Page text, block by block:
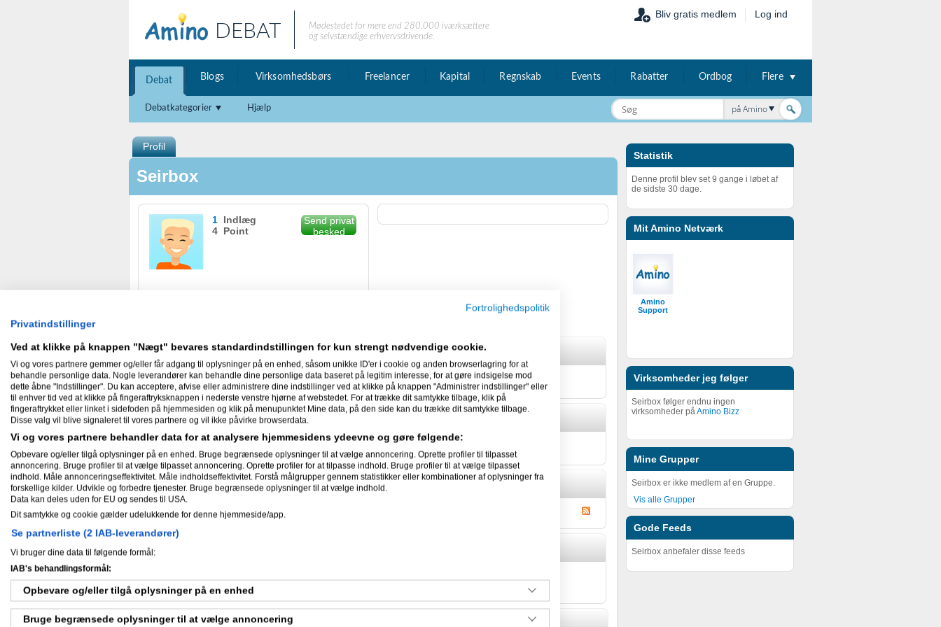
DEBAT
Mødestedet for mere end 280.000 iværksættere
og selvstændige erhvervsdrivende.
Bliv gratis medlem Log ind
Debat Blogs Virksomhedsbørs Freelancer Kapital Regnskab Events Rabatter Ordbog Flere
Debatkategorier Hjælp på Amino
Statistik
Denne profil blev set 9 gange i løbet af
de sidste 30 dage.
Mit Amino Netværk
Amino
Support
Virksomheder jeg følger
Seirbox følger endnu ingen
virksomheder påAmino Bizz
Mine Grupper
Seirbox er ikke medlem af en Gruppe.
Vis alle Grupper
Gode Feeds
Seirbox anbefaler disse feeds
Profil
Seirbox
1 Indlæg
4 Point
Send privat
besked
Min biografi
Seirbox har ikke skrevet noget om sig selv.
Skæve facts om mig
Seirbox har ikke skrevet skæve facts om sig selv.
Nyheder
Mine aktiviteter
Fortrolighedspolitik
Privatindstillinger
Ved at klikke på knappen "Nægt" bevares standardindstillingen for kun strengt nødvendige cookie.
Vi og vores partnere gemmer og/eller får adgang til oplysninger på en enhed, såsom unikke ID'er i cookie og anden browserlagring for at
behandle personlige data. Nogle leverandører kan behandle dine personlige data baseret på legitim interesse, for at gøre indsigelse mod
dette åbne "Indstillinger". Du kan acceptere, afvise eller administrere dine indstillinger ved at klikke på knappen "Administrer indstillinger" eller
til enhver tid ved at klikke på fingeraftryksknappen i nederste venstre hjørne af webstedet. For at trække dit samtykke tilbage, klik på
fingeraftrykket eller linket i sidefoden på hjemmesiden og klik på menupunktet Mine data, på den side kan du trække dit samtykke tilbage.
Disse valg vil blive signaleret til vores partnere og vil ikke påvirke browserdata.
Vi og vores partnere behandler data for at analysere hjemmesidens ydeevne og gøre følgende:
Opbevare og/eller tilgå oplysninger på en enhed. Bruge begrænsede oplysninger til at vælge annoncering. Oprette profiler til tilpasset
annoncering. Bruge profiler til at vælge tilpasset annoncering. Oprette profiler for at tilpasse indhold. Bruge profiler til at vælge tilpasset
indhold. Måle annonceringseffektivitet. Måle indholdseffektivitet. Forstå målgrupper gennem statistikker eller kombinationer af oplysninger fra
forskellige kilder. Udvikle og forbedre tjenester. Bruge begrænsede oplysninger til at vælge indhold.
Data kan deles uden for EU og sendes til USA.
Dit samtykke og cookie gælder udelukkende for denne hjemmeside/app.
Se partnerliste (2 IAB-leverandører)
Vi bruger dine data til følgende formål:
IAB's behandlingsformål:
Opbevare og/eller tilgå oplysninger på en enhed
Bruge begrænsede oplysninger til at vælge annoncering